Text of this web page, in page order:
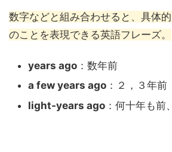
数字などと組み合わせると、具体
のことを表現できる英語フレーズ。
years ago ：数年前
a few years ago ：２，３年前
light-years ago ：何十年も前